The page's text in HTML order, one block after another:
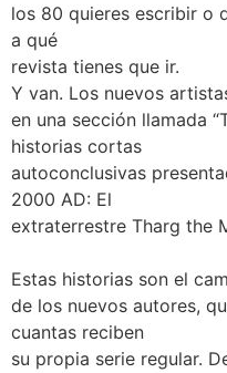
los 80 quieres escribir o
a qué
revista tienes que ir.
Y van. Los nuevos
en una sección llamada
historias cortas
autoconclusivas
2000 AD: El
extraterrestre Tharg the
Estas historias son el
de los nuevos autores,
cuantas reciben
su propia serie regular.